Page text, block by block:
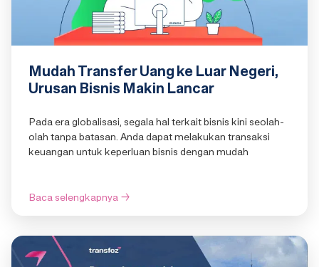
Mudah Transfer Uang ke Luar Negeri,
Urusan Bisnis Makin Lancar
Pada era globalisasi, segala hal terkait bisnis kini seolah-
olah tanpa batasan. Anda dapat melakukan transaksi
keuangan untuk keperluan bisnis dengan mudah
Baca selengkapnya→